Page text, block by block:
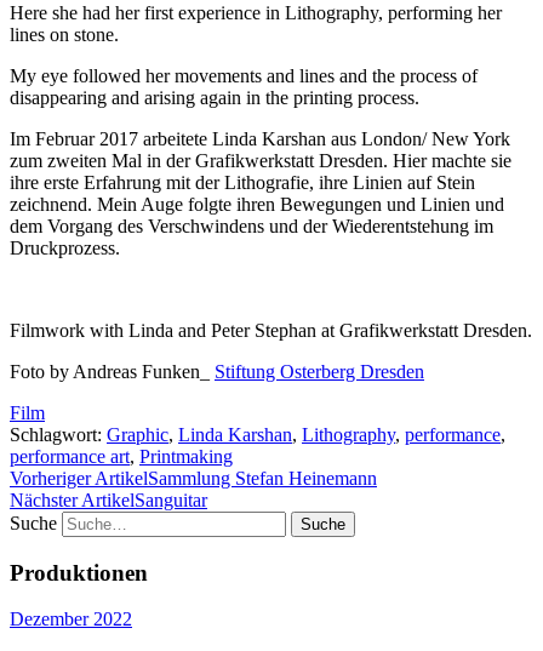
Here she had her first experience in Lithography, performing her
lines on stone.
My eye followed her movements and lines and the process of
disappearing and arising again in the printing process.
Im Februar 2017 arbeitete Linda Karshan aus London/ New York
zum zweiten Mal in der Grafikwerkstatt Dresden. Hier machte sie
ihre erste Erfahrung mit der Lithografie, ihre Linien auf Stein
zeichnend. Mein Auge folgte ihren Bewegungen und Linien und
dem Vorgang des Verschwindens und der Wiederentstehung im
Druckprozess.
Filmwork with Linda and Peter Stephan at Grafikwerkstatt Dresden.
Foto by Andreas Funken_ Stiftung Osterberg Dresden
Film
Schlagwort: Graphic, Linda Karshan, Lithography, performance,
performance art, Printmaking
Vorheriger ArtikelSammlung Stefan Heinemann
Nächster ArtikelSanguitar
Suche
Produktionen
Dezember 2022